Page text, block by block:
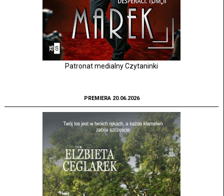
Patronat medialny Czytaninki
PREMIERA 20.06.2026